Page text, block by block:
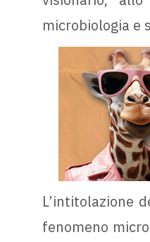
microbiologia e
L’intitolazione
fenomeno